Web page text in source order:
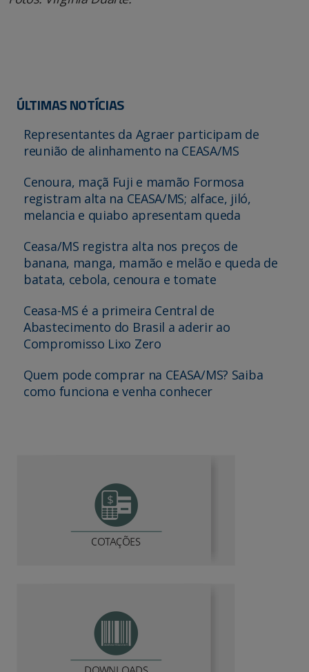
ÚLTIMAS NOTÍCIAS
Representantes da Agraer participam de
reunião de alinhamento na CEASA/MS
Cenoura, maçã Fuji e mamão Formosa
registram alta na CEASA/MS; alface, jiló,
melancia e quiabo apresentam queda
Ceasa/MS registra alta nos preços de
banana, manga, mamão e melão e queda de
batata, cebola, cenoura e tomate
Ceasa-MS é a primeira Central de
Abastecimento do Brasil a aderir ao
Compromisso Lixo Zero
Quem pode comprar na CEASA/MS? Saiba
como funciona e venha conhecer